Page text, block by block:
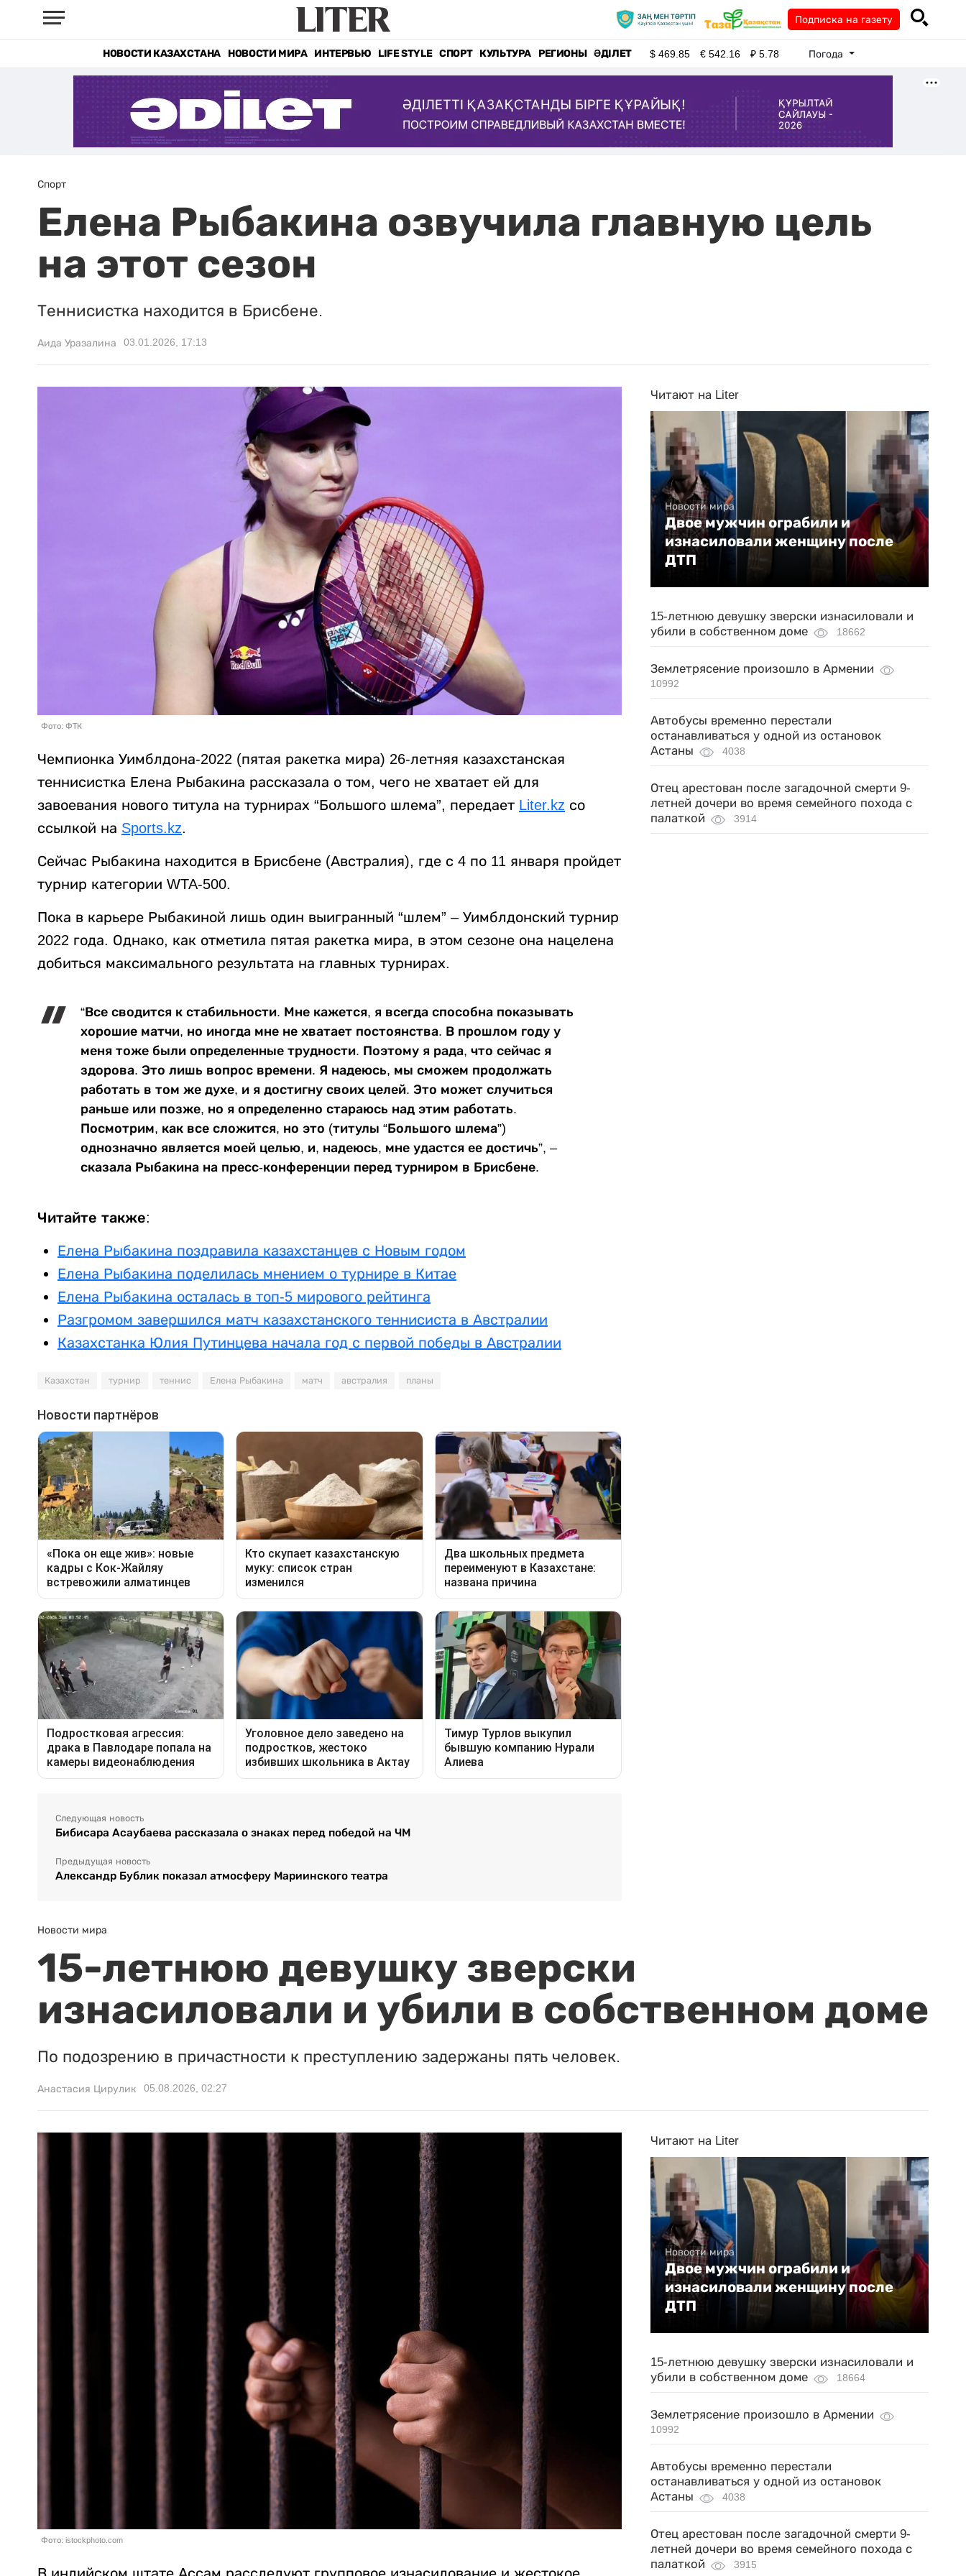
Подписка на газету
НОВОСТИ КАЗАХСТАНА НОВОСТИ МИРА ИНТЕРВЬЮ LIFE STYLE СПОРТ КУЛЬТУРА РЕГИОНЫ ӘДІЛЕТ $469.85 €542.16 ₽5.78 Погода
Спорт
Елена Рыбакина озвучила главную цель
на этот сезон
Теннисистка находится в Брисбене.
Аида Уразалина 03.01.2026, 17:13
Фото: ФТК
Чемпионка Уимблдона-2022 (пятая ракетка мира) 26-летняя казахстанская
теннисистка Елена Рыбакина рассказала о том, чего не хватает ей для
завоевания нового титула на турнирах “Большого шлема”, передает Liter.kz со
ссылкой на Sports.kz.
Сейчас Рыбакина находится в Брисбене (Австралия), где с 4 по 11 января пройдет
турнир категории WTA-500.
Пока в карьере Рыбакиной лишь один выигранный “шлем” – Уимблдонский турнир
2022 года. Однако, как отметила пятая ракетка мира, в этом сезоне она нацелена
добиться максимального результата на главных турнирах.
“Все сводится к стабильности. Мне кажется, я всегда способна показывать
хорошие матчи, но иногда мне не хватает постоянства. В прошлом году у
меня тоже были определенные трудности. Поэтому я рада, что сейчас я
здорова. Это лишь вопрос времени. Я надеюсь, мы сможем продолжать
работать в том же духе, и я достигну своих целей. Это может случиться
раньше или позже, но я определенно стараюсь над этим работать.
Посмотрим, как все сложится, но это (титулы “Большого шлема”)
однозначно является моей целью, и, надеюсь, мне удастся ее достичь”, –
сказала Рыбакина на пресс-конференции перед турниром в Брисбене.
Читайте также:
Елена Рыбакина поздравила казахстанцев с Новым годом
Елена Рыбакина поделилась мнением о турнире в Китае
Елена Рыбакина осталась в топ-5 мирового рейтинга
Разгромом завершился матч казахстанского теннисиста в Австралии
Казахстанка Юлия Путинцева начала год с первой победы в Австралии
Казахстан турнир теннис Елена Рыбакина матч австралия планы
Следующая новость
Бибисара Асаубаева рассказала о знаках перед победой на ЧМ
Предыдущая новость
Александр Бублик показал атмосферу Мариинского театра
Читают на Liter
Новости мира
Двое мужчин ограбили и
изнасиловали женщину после
ДТП
15-летнюю девушку зверски изнасиловали и
убили в собственном доме
18662
Землетрясение произошло в Армении
10992
Автобусы временно перестали
останавливаться у одной из остановок
Астаны
4038
Отец арестован после загадочной смерти 9-
летней дочери во время семейного похода с
палаткой
3914
Новости мира
15-летнюю девушку зверски
изнасиловали и убили в собственном доме
По подозрению в причастности к преступлению задержаны пять человек.
Анастасия Цирулик 05.08.2026, 02:27
Фото: istockphoto.com
Читают на Liter
Новости мира
Двое мужчин ограбили и
изнасиловали женщину после
ДТП
15-летнюю девушку зверски изнасиловали и
убили в собственном доме
18664
Землетрясение произошло в Армении
10992
Автобусы временно перестали
останавливаться у одной из остановок
Астаны
4038
Отец арестован после загадочной смерти 9-
летней дочери во время семейного похода с
палаткой
3915